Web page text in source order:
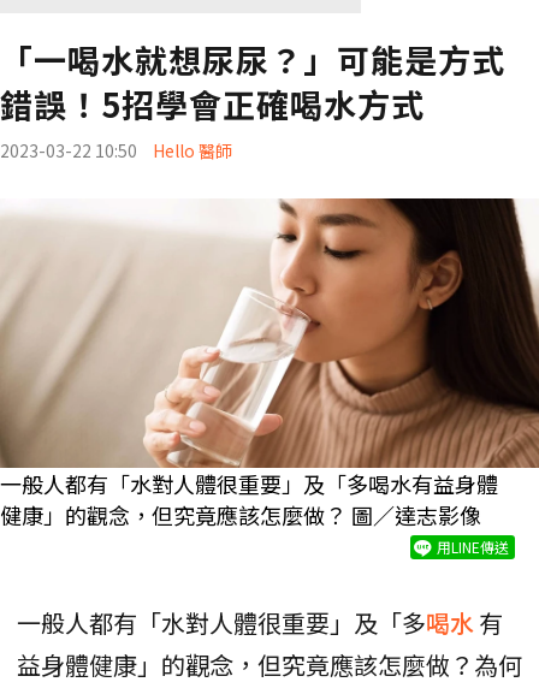
「一喝水就想尿尿？」可能是方式
錯誤！5招學會正確喝水方式
2023-03-22 10:50 Hello 醫師
一般人都有「水對人體很重要」及「多喝水有益身體
健康」的觀念，但究竟應該怎麼做？ 圖／達志影像
用LINE傳送
一般人都有「水對人體很重要」及「多喝水有
益身體健康」的觀念，但究竟應該怎麼做？為何